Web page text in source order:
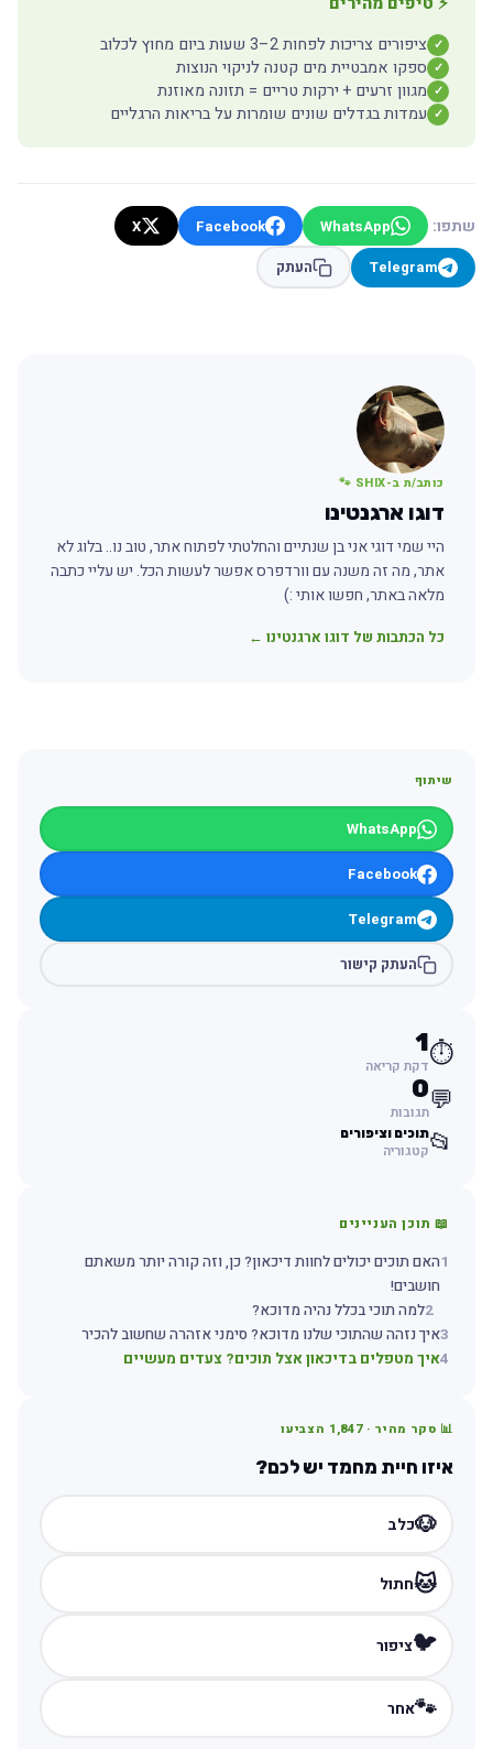
✓ ציפורים צריכות לפחות 2–3 שעות ביום מחוץ לכלוב
✓ ספקו אמבטיית מים קטנה לניקוי הנוצות
✓ מגוון זרעים + ירקות טריים = תזונה מאוזנת
✓ עמדות בגדלים שונים שומרות על בריאות הרגליים
שתפו: WhatsApp
Facebook
X
Telegram
העתק
כותב/ת ב-SHIX 🐾
דוגו ארגנטינו
היי שמי דוגי אני בן שנתיים והחלטתי לפתוח אתר, טוב נו.. בלוג לא
אתר, מה זה משנה עם וורדפרס אפשר לעשות הכל. יש עליי כתבה
מלאה באתר, חפשו אותי :)
כל הכתבות של דוגו ארגנטינו ←
שיתוף
WhatsApp
Facebook
Telegram
העתק קישור
⏱️
1
דקת קריאה
💬
0
תגובות
📂תוכים וציפורים
קטגוריה
📖 תוכן העניינים
האם תוכים יכולים לחוות דיכאון? כן, וזה קורה יותר משאתם
חושבים!
2למה תוכי בכלל נהיה מדוכא?
איך נזהה שהתוכי שלנו מדוכא? סימני אזהרה שחשוב להכיר
איך מטפלים בדיכאון אצל תוכים? צעדים מעשיים
📊 סקר מהיר · 1,847הצביעו
איזו חיית מחמד יש לכם?
🐶כלב
🐱חתול
🐦ציפור
🐾אחר